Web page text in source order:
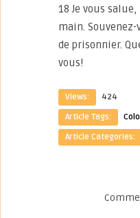
18 Je vous
main.
de prisonnier.
vous!
Views:
424
Article Tags:
Article Categories: